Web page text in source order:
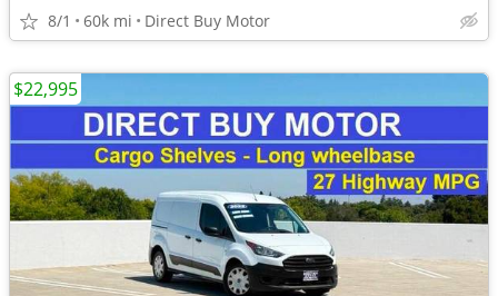
8/1 60k mi Direct Buy Motor
$22,995